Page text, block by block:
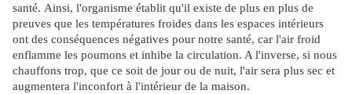
santé. Ainsi, l'organisme établit qu'il existe de plus en plus de
preuves que les températures froides dans les espaces intérieurs
ont des conséquences négatives pour notre santé, car l'air froid
enflamme les poumons et inhibe la circulation. A l'inverse, si nous
chauffons trop, que ce soit de jour ou de nuit, l'air sera plus sec et
augmentera l'inconfort à l'intérieur de la maison.